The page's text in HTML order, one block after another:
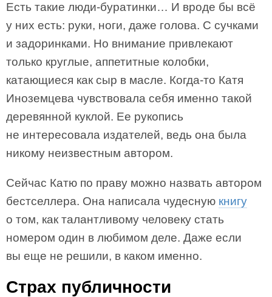
Есть такие люди-буратинки… И вроде бы всё
у них есть: руки, ноги, даже голова. С сучками
и задоринками. Но внимание привлекают
только круглые, аппетитные колобки,
катающиеся как сыр в масле. Когда-то Катя
Иноземцева чувствовала себя именно такой
деревянной куклой. Ее рукопись
не интересовала издателей, ведь она была
никому неизвестным автором.
Сейчас Катю по праву можно назвать автором
бестселлера. Она написала чудесную книгу
о том, как талантливому человеку стать
номером один в любимом деле. Даже если
вы еще не решили, в каком именно.
Страх публичности